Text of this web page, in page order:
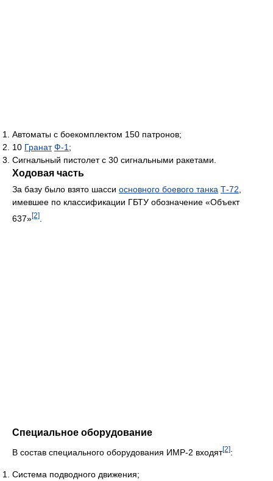
Автоматы с боекомплектом 150 патронов;
10 Гранат Ф-1 ;
Сигнальный пистолет с 30 сигнальными ракетами.
Ходовая часть
За базу было взято шасси основного боевого танка Т-72
имевшее по классификации ГБТУ обозначение «Объект
637»[2]
Специальное оборудование
В состав специального оборудования ИМР-2 входят[2]:
Система подводного движения;